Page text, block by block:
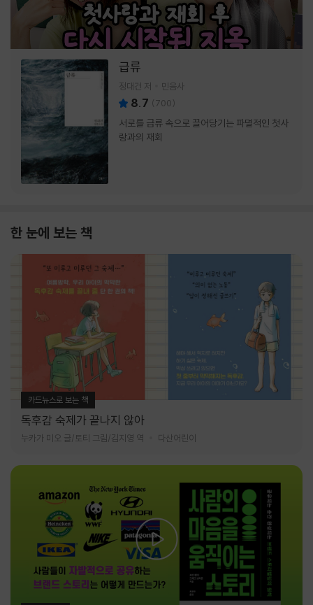
급류
정대건 저 민음사
8.7 (700)
서로를 급류 속으로 끌어당기는 파멸적인 첫사
랑과의 재회
한 눈에 보는 책
카드뉴스로 보는 책
독후감 숙제가 끝나지 않아
누카가 미오 글/토티 그림/김지영 역 다산어린이